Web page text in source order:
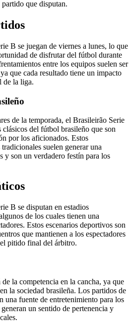
que disputan.
B se juegan de viernes a lunes, lo que
de disfrutar del fútbol durante
entre los equipos suelen ser
que cada resultado tiene un impacto
de la liga.
de la temporada, el Brasileirão Serie
del fútbol brasileño que son
por los aficionados. Estos
suelen generar una
y son un verdadero festín para los
B se disputan en estadios
de los cuales tienen una
Estos escenarios deportivos son
que mantienen a los espectadores
pitido final del árbitro.
la competencia en la cancha, ya que
la sociedad brasileña. Los partidos de
una fuente de entretenimiento para los
un sentido de pertenencia y